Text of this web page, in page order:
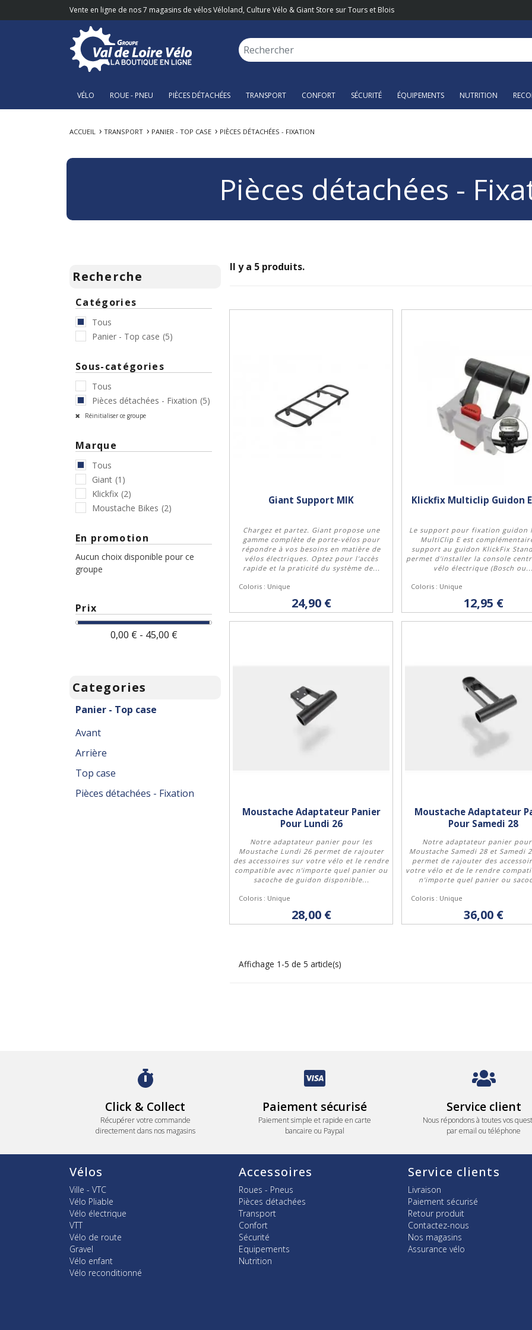
Vente en ligne de nos 7 magasins de vélos Véloland, Culture Vélo & Giant Store sur Tours et Blois
VÉLO ROUE - PNEU PIÈCES DÉTACHÉES TRANSPORT CONFORT SÉCURITÉ ÉQUIPEMENTS NUTRITION
ACCUEIL TRANSPORT PANIER - TOP CASE PIÈCES DÉTACHÉES - FIXATION
Pièces détachées -
Recherche
Catégories
Tous
Panier - Top case (5)
Sous-catégories
Tous
Pièces détachées - Fixation (5)
Réinitialiser ce groupe
Marque
Tous
Giant (1)
Klickfix (2)
Moustache Bikes (2)
En promotion
Aucun choix disponible pour ce
groupe
Prix
0,00 € - 45,00 €
Categories
Panier - Top case
Avant
Arrière
Top case
Pièces détachées - Fixation
Il y a 5 produits.
Acheter
Giant Support MIK
Chargez et partez. Giant propose une
gamme complète de porte-vélos pour
répondre à vos besoins en matière de
vélos électriques. Optez pour l'accès
rapide et la praticité du système de...
Coloris : Unique
24,90 €
Acheter
Klickfix Multiclip Guidon
Le support pour fixation guidon
MultiClip E est
support au guidon KlickFix
permet d'installer la console
vélo électrique (Bosch ou...
Coloris : Unique
12,95 €
Acheter
Moustache Adaptateur Panier
Pour Lundi 26
Notre adaptateur panier pour les
Moustache Lundi 26 permet de rajouter
des accessoires sur votre vélo et le rendre
compatible avec n'importe quel panier ou
sacoche de guidon disponible...
Coloris : Unique
28,00 €
Acheter
Moustache Adaptateur
Pour Samedi 28
Notre adaptateur panier
Moustache Samedi 28 et Samedi
permet de rajouter des
votre vélo et de le rendre
n'importe quel panier ou
Coloris : Unique
36,00 €
Affichage 1-5 de 5 article(s)
Click & Collect
Récupérer votre commande
directement dans nos magasins
Paiement sécurisé
Paiement simple et rapide en carte
bancaire ou Paypal
Service client
Nous répondons à toutes vos
par email ou téléphone
Vélos
Ville - VTC
Vélo Pliable
Vélo électrique
VTT
Vélo de route
Gravel
Vélo enfant
Vélo reconditionné
Accessoires
Roues - Pneus
Pièces détachées
Transport
Confort
Sécurité
Equipements
Nutrition
Service clients
Livraison
Paiement sécurisé
Retour produit
Contactez-nous
Nos magasins
Assurance vélo